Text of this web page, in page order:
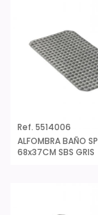
Ref. 5514006
ALFOMBRA BAÑO
68x37CM SBS GRIS